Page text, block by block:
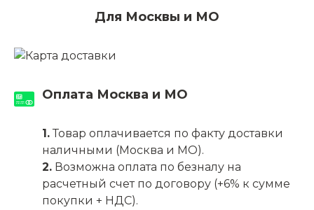
Для Москвы и МО
Оплата Москва и МО
1. Товар оплачивается по факту доставки
наличными (Москва и МО).
2. Возможна оплата по безналу на
расчетный счет по договору (+6% к сумме
покупки + НДС).